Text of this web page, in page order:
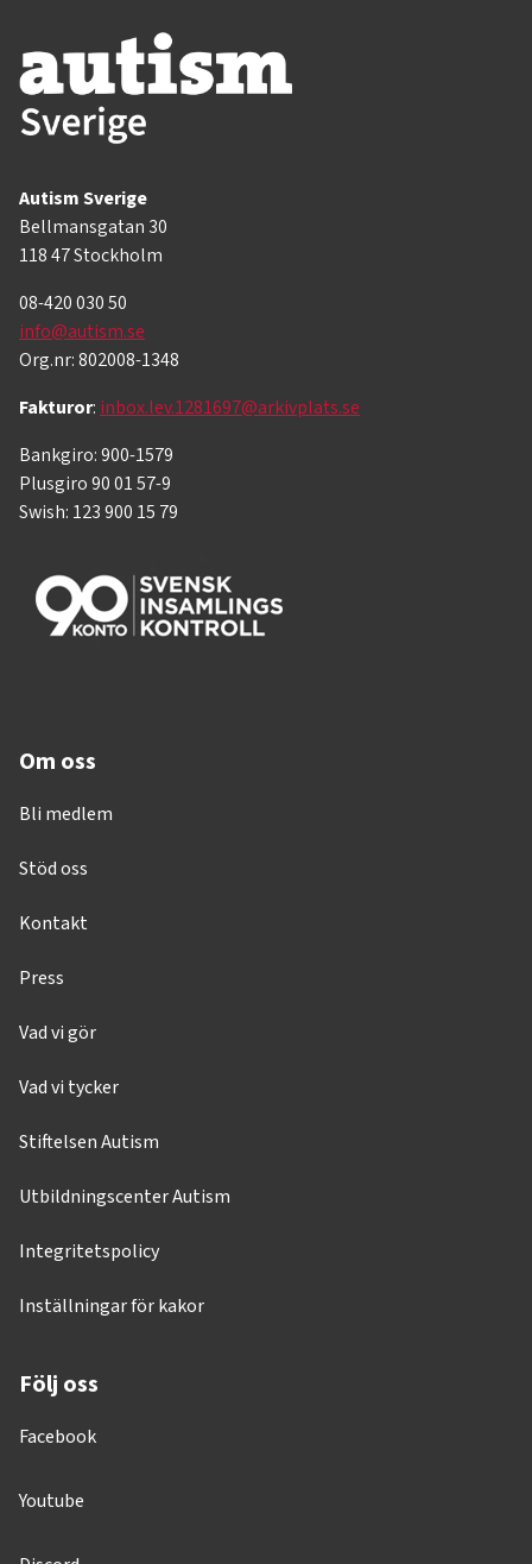
Autism Sverige
Bellmansgatan 30
118 47 Stockholm
08-420 030 50
info@autism.se
Org.nr: 802008-1348
Fakturor: inbox.lev.1281697@arkivplats.se
Bankgiro: 900-1579
Plusgiro 90 01 57-9
Swish: 123 900 15 79
Om oss
Bli medlem
Stöd oss
Kontakt
Press
Vad vi gör
Vad vi tycker
Stiftelsen Autism
Utbildningscenter Autism
Integritetspolicy
Inställningar för kakor
Följ oss
Facebook
Youtube